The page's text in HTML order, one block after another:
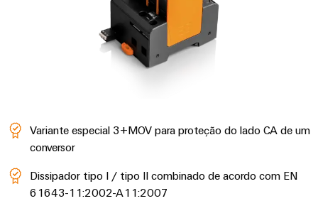
Variante especial 3+MOV para proteção do lado CA de um
conversor
Dissipador tipo I / tipo II combinado de acordo com EN
61643-11:2002-A11:2007